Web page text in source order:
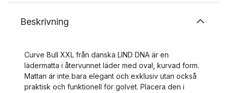
Beskrivning
Curve Bull XXL från danska LIND DNA är en
lädermatta i återvunnet läder med oval, kurvad form.
Mattan är inte bara elegant och exklusiv utan också
praktisk och funktionell för golvet. Placera den i